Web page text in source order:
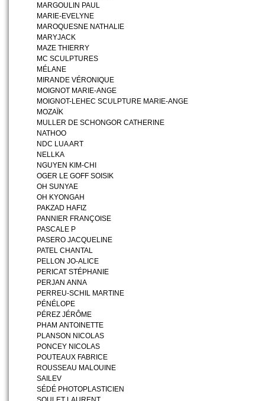
MARGOULIN PAUL
MARIE-EVELYNE
MAROQUESNE NATHALIE
MARYJACK
MAZE THIERRY
MC SCULPTURES
MÉLANE
MIRANDE VÉRONIQUE
MOIGNOT MARIE-ANGE
MOIGNOT-LEHEC SCULPTURE MARIE-ANGE
MOZAÏK
MULLER DE SCHONGOR CATHERINE
NATHOO
NDC LUA ART
NELLKA
NGUYEN KIM-CHI
OGER LE GOFF SOISIK
OH SUNYAE
OH KYONGAH
PAKZAD HAFIZ
PANNIER FRANÇOISE
PASCALE P
PASERO JACQUELINE
PATEL CHANTAL
PELLON JO-ALICE
PERICAT STÉPHANIE
PERJAN ANNA
PERREU-SCHIL MARTINE
PÉNÉLOPE
PÉREZ JÉRÔME
PHAM ANTOINETTE
PLANSON NICOLAS
PONCEY NICOLAS
POUTEAUX FABRICE
ROUSSEAU MALOUINE
SAILEV
SÉDÉ PHOTOPLASTICIEN